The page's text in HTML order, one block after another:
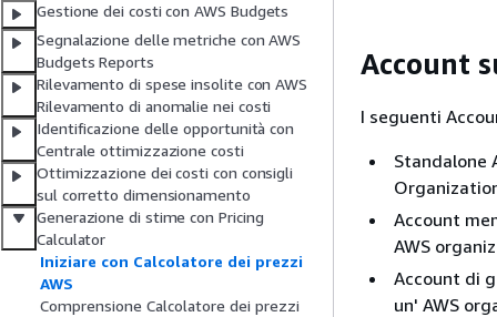
Gestione dei costi con AWS Budgets
Segnalazione delle metriche con AWS
Budgets Reports
Rilevamento di spese insolite con AWS
Rilevamento di anomalie nei costi
Identificazione delle opportunità con
Centrale ottimizzazione costi
Ottimizzazione dei costi con consigli
sul corretto dimensionamento
Generazione di stime con Pricing
Calculator
Iniziare con Calcolatore dei prezzi
AWS
Comprensione Calcolatore dei prezzi
Account
I seguenti
Standalone
Account
AWS
Account di
un' AWS